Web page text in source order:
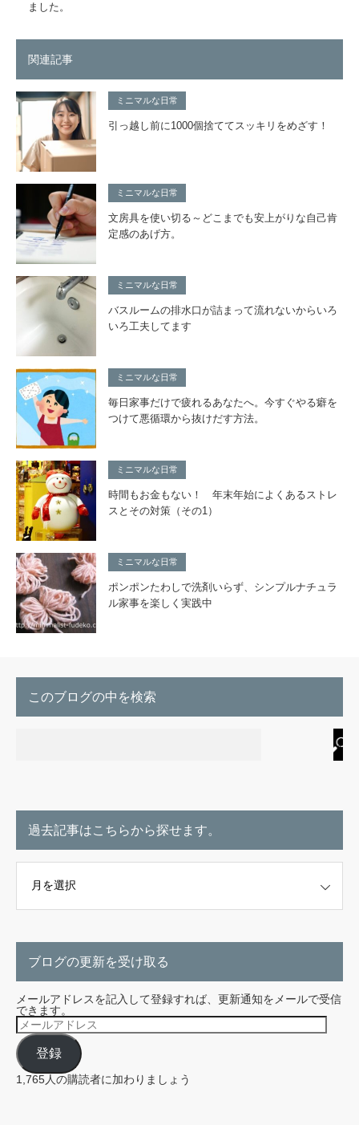
ました。
関連記事
ミニマルな日常
引っ越し前に1000個捨ててスッキリをめざす！
ミニマルな日常
文房具を使い切る～どこまでも安上がりな自己肯
定感のあげ方。
ミニマルな日常
バスルームの排水口が詰まって流れないからいろ
いろ工夫してます
ミニマルな日常
毎日家事だけで疲れるあなたへ。今すぐやる癖を
つけて悪循環から抜けだす方法。
ミニマルな日常
時間もお金もない！ 年末年始によくあるストレ
スとその対策（その1）
ミニマルな日常
ポンポンたわしで洗剤いらず、シンプルナチュラ
ル家事を楽しく実践中
このブログの中を検索
過去記事はこちらから探せます。
ブログの更新を受け取る
メールアドレスを記入して登録すれば、更新通知をメールで受信
できます。
メ
ー
ル
ア
ド
レ
ス
登録
1,765人の購読者に加わりましょう